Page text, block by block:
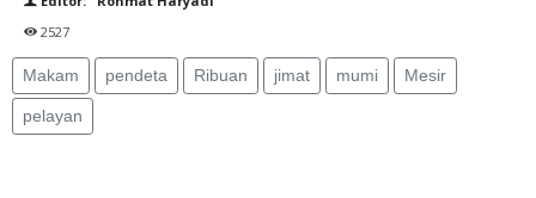
2527
Makam pendeta Ribuan jimat mumi Mesir
pelayan